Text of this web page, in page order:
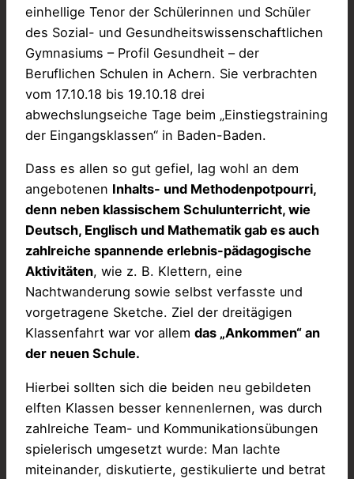
einhellige Tenor der Schülerinnen und Schüler
des Sozial- und Gesundheitswissenschaftlichen
Gymnasiums – Profil Gesundheit – der
Beruflichen Schulen in Achern. Sie verbrachten
vom 17.10.18 bis 19.10.18 drei
abwechslungseiche Tage beim „Einstiegstraining
der Eingangsklassen“ in Baden-Baden.
Dass es allen so gut gefiel, lag wohl an dem
angebotenen Inhalts- und Methodenpotpourri,
denn neben klassischem Schulunterricht, wie
Deutsch, Englisch und Mathematik gab es auch
zahlreiche spannende erlebnis-pädagogische
Aktivitäten, wie z. B. Klettern, eine
Nachtwanderung sowie selbst verfasste und
vorgetragene Sketche. Ziel der dreitägigen
Klassenfahrt war vor allem das „Ankommen“ an
der neuen Schule.
Hierbei sollten sich die beiden neu gebildeten
elften Klassen besser kennenlernen, was durch
zahlreiche Team- und Kommunikationsübungen
spielerisch umgesetzt wurde: Man lachte
miteinander, diskutierte, gestikulierte und betrat